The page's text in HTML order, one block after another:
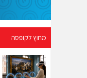
מחוץ לקופסה